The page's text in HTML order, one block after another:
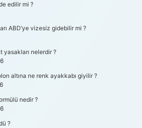
edilir mi ?
ABD’ye vizesiz gidebilir mi ?
yasakları nelerdir ?
altına ne renk ayakkabı giyilir ?
nedir ?
?